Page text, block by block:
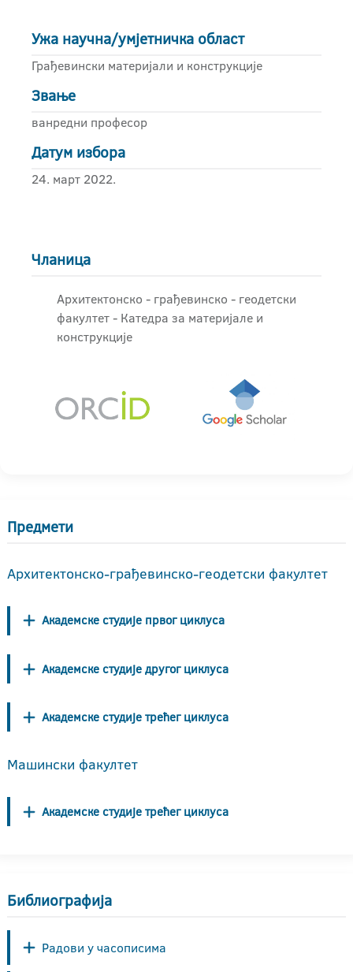
Ужа научна/умјетничка област
Грађевински материјали и конструкције
Звање
ванредни професор
Датум избора
24. март 2022.
Чланица
Архитектонско - грађевинскo - геодетски
факултет - Катедра за материјале и
конструкције
Предмети
Архитектонско-грађевинско-геодетски факултет
Академске студије првог циклуса
Академске студије другог циклуса
Академске студије трећег циклуса
Машински факултет
Академске студије трећег циклуса
Библиографија
Радови у часописима